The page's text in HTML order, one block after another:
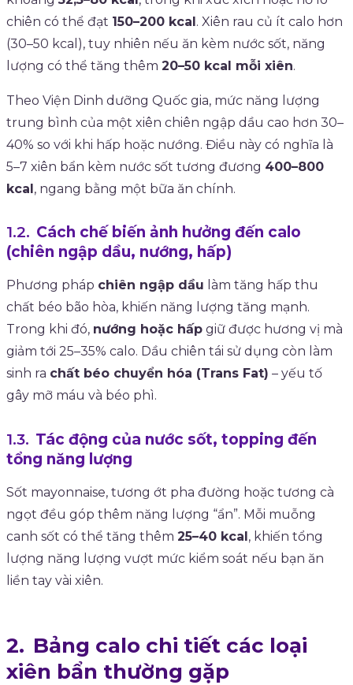
chiên có thể đạt 150–200 kcal. Xiên rau củ ít calo hơn
(30–50 kcal), tuy nhiên nếu ăn kèm nước sốt, năng
lượng có thể tăng thêm 20–50 kcal mỗi xiên.
Theo Viện Dinh dưỡng Quốc gia, mức năng lượng
trung bình của một xiên chiên ngập dầu cao hơn 30–
40% so với khi hấp hoặc nướng. Điều này có nghĩa là
5–7 xiên bẩn kèm nước sốt tương đương 400–800
kcal, ngang bằng một bữa ăn chính.
Cách chế biến ảnh hưởng đến calo
(chiên ngập dầu, nướng, hấp)
Phương pháp chiên ngập dầu làm tăng hấp thu
chất béo bão hòa, khiến năng lượng tăng mạnh.
Trong khi đó, nướng hoặc hấp giữ được hương vị mà
giảm tới 25–35% calo. Dầu chiên tái sử dụng còn làm
sinh ra chất béo chuyển hóa (Trans Fat) – yếu tố
gây mỡ máu và béo phì.
Tác động của nước sốt, topping đến
tổng năng lượng
Sốt mayonnaise, tương ớt pha đường hoặc tương cà
ngọt đều góp thêm năng lượng “ẩn”. Mỗi muỗng
canh sốt có thể tăng thêm 25–40 kcal, khiến tổng
lượng năng lượng vượt mức kiểm soát nếu bạn ăn
liền tay vài xiên.
Bảng calo chi tiết các loại
xiên bẩn thường gặp